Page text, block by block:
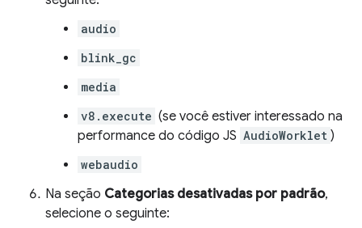
audio
blink_gc
media
v8.execute (se você estiver interessado na
performance do código JS AudioWorklet )
webaudio
Na seção Categorias desativadas por padrão,
selecione o seguinte: